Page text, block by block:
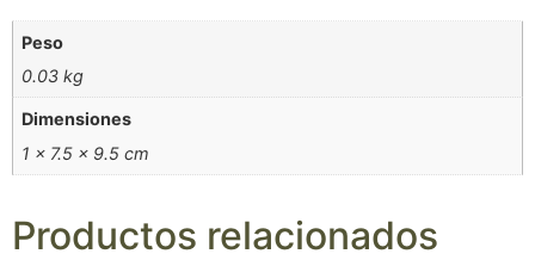
Peso
0.03 kg
Dimensiones
1 × 7.5 × 9.5 cm
Productos relacionados